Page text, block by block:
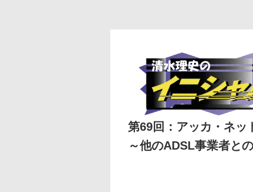
第69回：アッカ・ネッ
～他のADSL事業者と